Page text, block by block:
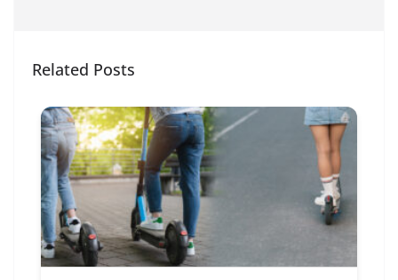
Related Posts